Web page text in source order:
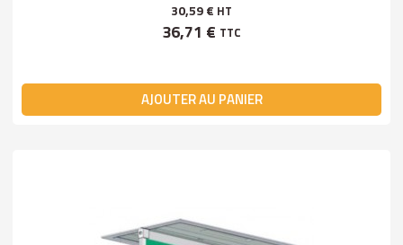
30,59 € HT
36,71 € TTC
AJOUTER AU PANIER